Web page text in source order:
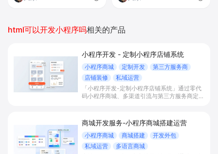
html可以开发小程序吗相关的产品
小程序开发 - 定制小程序店铺系统
小程序商城 定制开发
第三方服务商
店铺装修
私域运营
「小程序开发-定制小程序店铺系统」通过零代
码小程序商城、多渠道引流与第三方服务商定制
私域运营场景，提升获客与复购，实现线上生意
增长。
商城开发服务-小程序商城搭建运营
小程序商城 商城搭建
开发外包
私域运营
多语言商城